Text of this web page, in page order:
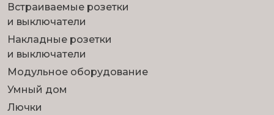
Встраиваемые розетки
и выключатели
Накладные розетки
и выключатели
Модульное оборудование
Умный дом
Лючки